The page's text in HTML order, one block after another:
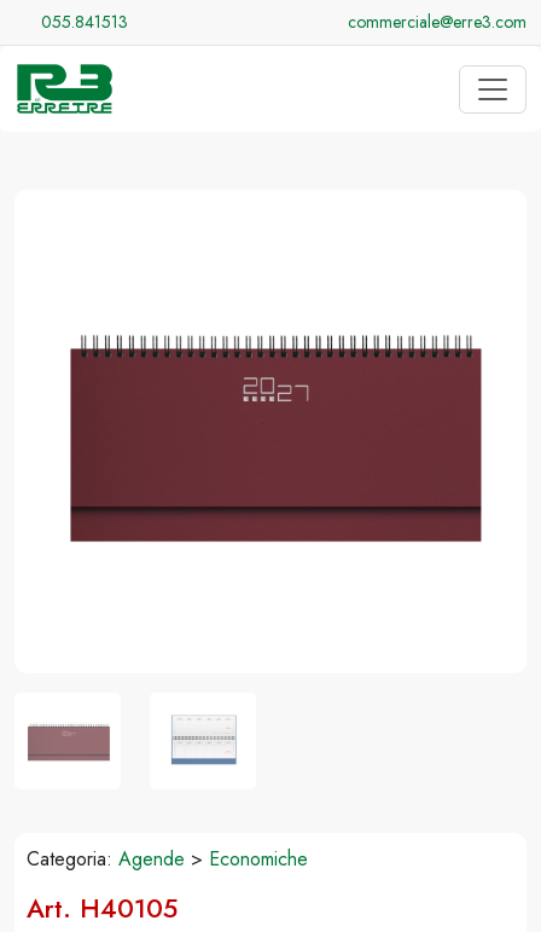
055.841513 commerciale@erre3.com
Categoria: Agende > Economiche
Art. H40105